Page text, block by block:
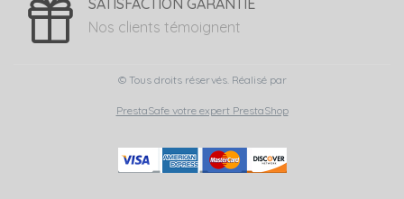
SATISFACTION GARANTIE
Nos clients témoignent
© Tous droits réservés. Réalisé par
PrestaSafe votre expert PrestaShop